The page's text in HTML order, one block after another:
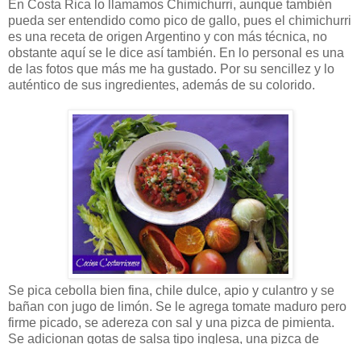
En Costa Rica lo llamamos Chimichurri, aunque también
pueda ser entendido como pico de gallo, pues el chimichurri
es una receta de origen Argentino y con más técnica, no
obstante aquí se le dice así también. En lo personal es una
de las fotos que más me ha gustado. Por su sencillez y lo
auténtico de sus ingredientes, además de su colorido.
Se pica cebolla bien fina, chile dulce, apio y culantro y se
bañan con jugo de limón. Se le agrega tomate maduro pero
firme picado, se adereza con sal y una pizca de pimienta.
Se adicionan gotas de salsa tipo inglesa, una pizca de